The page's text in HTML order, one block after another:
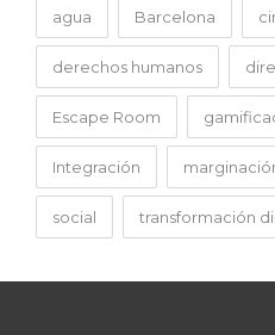
agua Barcelona
derechos humanos
Escape Room
Integración
social transformación